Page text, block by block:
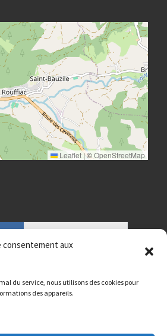
consentement aux
du service, nous utilisons des cookies pour
des appareils.
Leaflet |©OpenStreetMap